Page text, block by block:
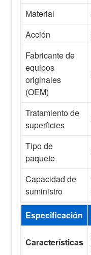
Material
Acción
Fabricante de
equipos
originales
(OEM)
Tratamiento de
superficies
Tipo de
paquete
Capacidad de
suministro
Especificación
Características